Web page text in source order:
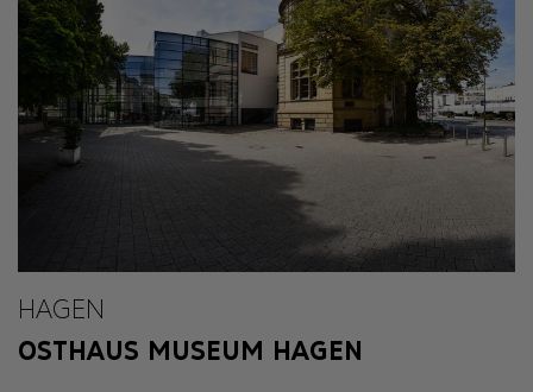
HAGEN
OSTHAUS MUSEUM HAGEN